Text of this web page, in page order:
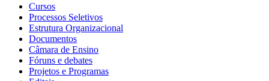
Cursos
Processos Seletivos
Estrutura Organizacional
Documentos
Câmara de Ensino
Fóruns e debates
Projetos e Programas